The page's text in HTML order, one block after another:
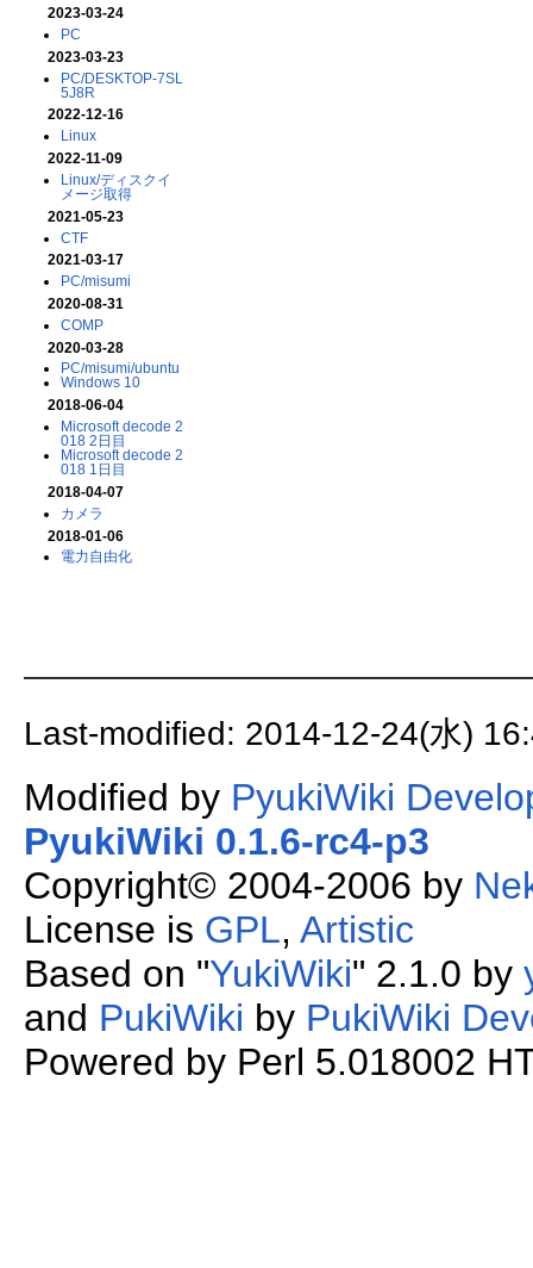
2023-03-24
PC
2023-03-23
PC/DESKTOP-7SL
5J8R
2022-12-16
Linux
2022-11-09
Linux/ディスクイ
メージ取得
2021-05-23
CTF
2021-03-17
PC/misumi
2020-08-31
COMP
2020-03-28
PC/misumi/ubuntu
Windows 10
2018-06-04
Microsoft decode 2
018 2日目
Microsoft decode 2
018 1日目
2018-04-07
カメラ
2018-01-06
電力自由化
Last-modified: 2014-12-24(水)
Modified by PyukiWiki
PyukiWiki 0.1.6-rc4-p3
Copyright© 2004-2006 by
License is GPL, Artistic
Based on "YukiWiki" 2.1.0 by
and PukiWiki by PukiWiki
Powered by Perl 5.018002